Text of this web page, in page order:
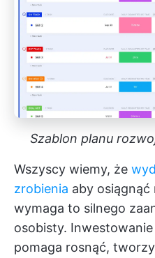
Szablon planu
Wszyscy wiemy, że
zrobienia aby osiągnąć
wymaga to silnego
osobisty.
pomaga rosnąć,